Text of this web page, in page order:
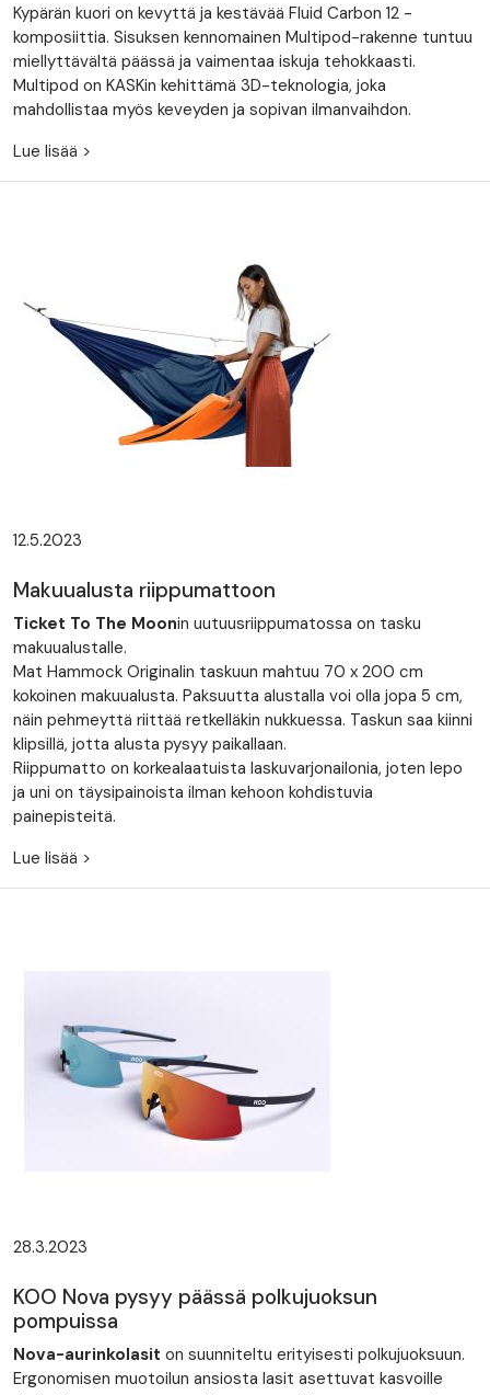
Kypärän kuori on kevyttä ja kestävää Fluid Carbon 12 -
komposiittia. Sisuksen kennomainen Multipod-rakenne tuntuu
miellyttävältä päässä ja vaimentaa iskuja tehokkaasti.
Multipod on KASKin kehittämä 3D-teknologia, joka
mahdollistaa myös keveyden ja sopivan ilmanvaihdon.
Lue lisää >
12.5.2023
Makuualusta riippumattoon
Ticket To The Moonin uutuusriippumatossa on tasku
makuualustalle.
Mat Hammock Originalin taskuun mahtuu 70 x 200 cm
kokoinen makuualusta. Paksuutta alustalla voi olla jopa 5 cm,
näin pehmeyttä riittää retkelläkin nukkuessa. Taskun saa kiinni
klipsillä, jotta alusta pysyy paikallaan.
Riippumatto on korkealaatuista laskuvarjonailonia, joten lepo
ja uni on täysipainoista ilman kehoon kohdistuvia
painepisteitä.
Lue lisää >
28.3.2023
KOO Nova pysyy päässä polkujuoksun
pompuissa
Nova-aurinkolasit on suunniteltu erityisesti polkujuoksuun.
Ergonomisen muotoilun ansiosta lasit asettuvat kasvoille